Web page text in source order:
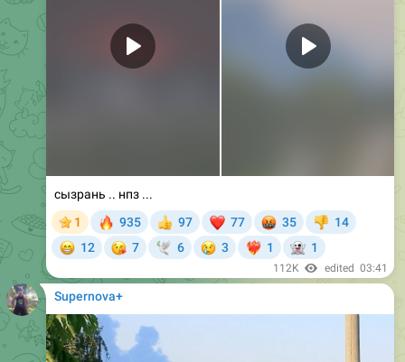
сызрань .. нпз ...
1
935
👍
97
❤
77
🤬
35
👎
14
12 7
🕊
6
😢
3
❤‍🔥
1
👻
1
112K edited 03:41
Supernova+